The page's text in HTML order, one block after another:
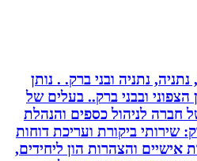
נתניה ובני ברק. . נותן
ובבני ברק.. בעלים של
לניהול כספים והנהלת
ביקורת ועריכת דוחות
והצהרות הון ליחידים,